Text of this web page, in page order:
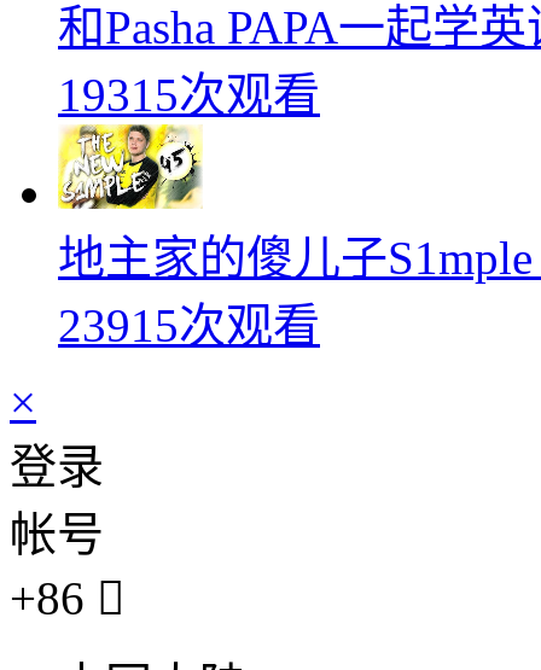
和Pasha PAPA一起学
19315次观看
地主家的傻儿子
23915次观看
×
登录
帐号
+86 